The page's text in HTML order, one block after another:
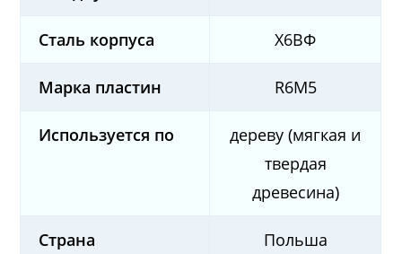
Сталь корпуса Х6ВФ
Марка пластин R6M5
Используется по
дереву (мягкая и
твердая
древесина)
Страна
Польша